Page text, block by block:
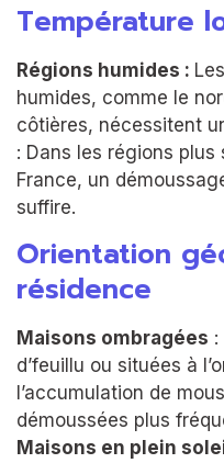
Température
Régions humides :
humides, comme le
côtières, nécessitent
: Dans les régions
France, un
suffire.
Orientation
résidence
Maisons ombragées
d’feuillu ou situées à
l’accumulation de
démoussées plus
Maisons en plein